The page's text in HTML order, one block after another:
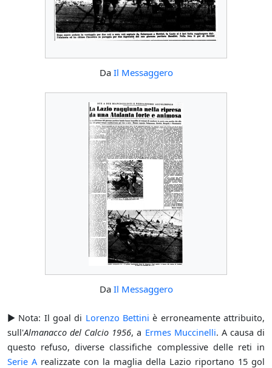
Da Il Messaggero
Da Il Messaggero
► Nota: Il goal di Lorenzo Bettini è erroneamente attribuito,
sull'Almanacco del Calcio 1956, a Ermes Muccinelli. A causa di
questo refuso, diverse classifiche complessive delle reti in
Serie A realizzate con la maglia della Lazio riportano 15 gol